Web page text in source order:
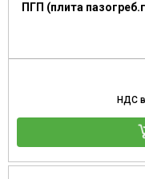
ПГП (плита
НДС